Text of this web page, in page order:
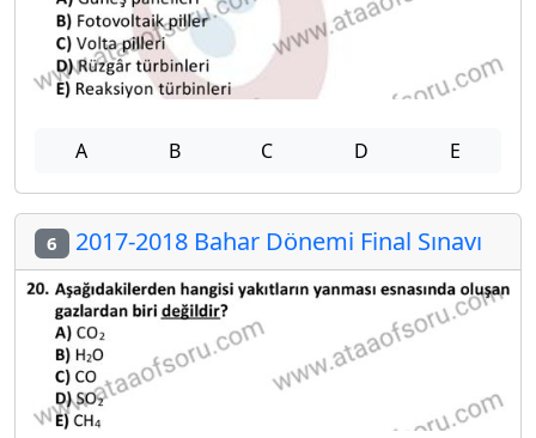
A B C D E
6 2017-2018 Bahar Dönemi Final Sınavı